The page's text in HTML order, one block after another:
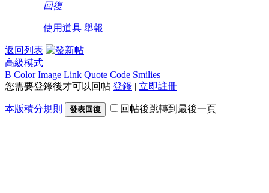
回復
使用道具 舉報
返回列表
高級模式
B Color Image Link Quote Code Smilies
您需要登錄後才可以回帖 登錄 | 立即註冊
本版積分規則 發表回復 回帖後跳轉到最後一頁